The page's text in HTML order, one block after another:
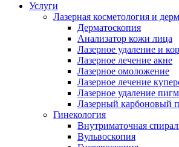
Услуги
Лазерная косметология и
Дерматоскопия
Анализатор кожи лица
Лазерное удаление и
Лазерное лечение акне
Лазерное омоложение
Лазерное лечение
Лазерное удаление
Лазерный карбоновый
Гинекология
Внутриматочная
Вульвоскопия